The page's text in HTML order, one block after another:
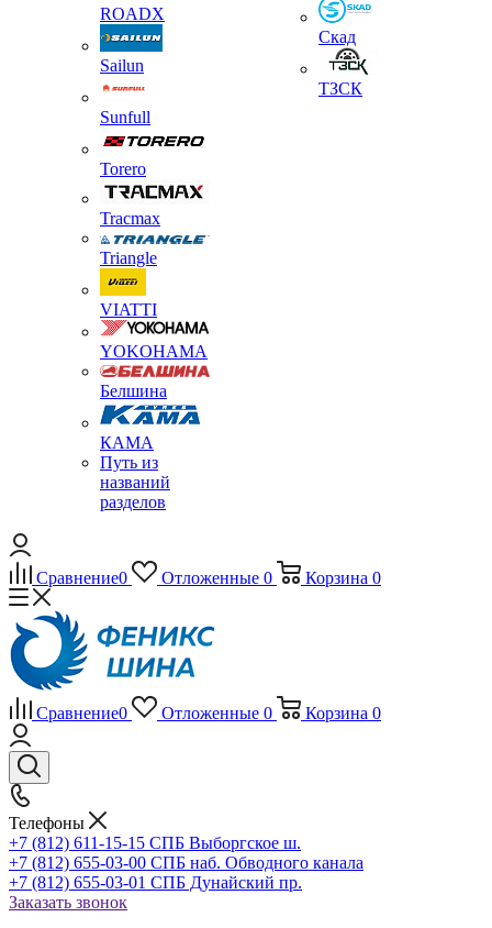
ROADX
Sailun
Sunfull
Torero
Tracmax
Triangle
VIATTI
YOKOHAMA
Белшина
КАМА
Путь из
названий
разделов
Скад
ТЗСК
Сравнение0 Отложенные 0 Корзина 0
Сравнение0 Отложенные 0 Корзина 0
Телефоны
+7 (812) 611-15-15 СПБ Выборгское ш.
+7 (812) 655-03-00 СПБ наб. Обводного канала
+7 (812) 655-03-01 СПБ Дунайский пр.
Заказать звонок